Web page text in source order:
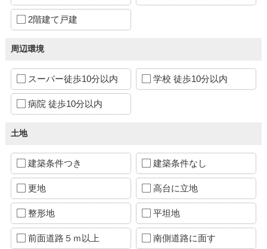
2階建て戸建
周辺環境
スーパー徒歩10分以内 学校 徒歩10分以内
病院 徒歩10分以内
土地
建築条件つき 建築条件なし
更地 高台に立地
整形地 平坦地
前面道路５ｍ以上 南側道路に面す